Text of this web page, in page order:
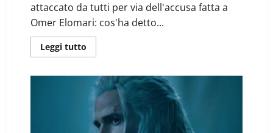
attaccato da tutti per via dell'accusa fatta a
Omer Elomari: cos'ha detto...
Leggi tutto